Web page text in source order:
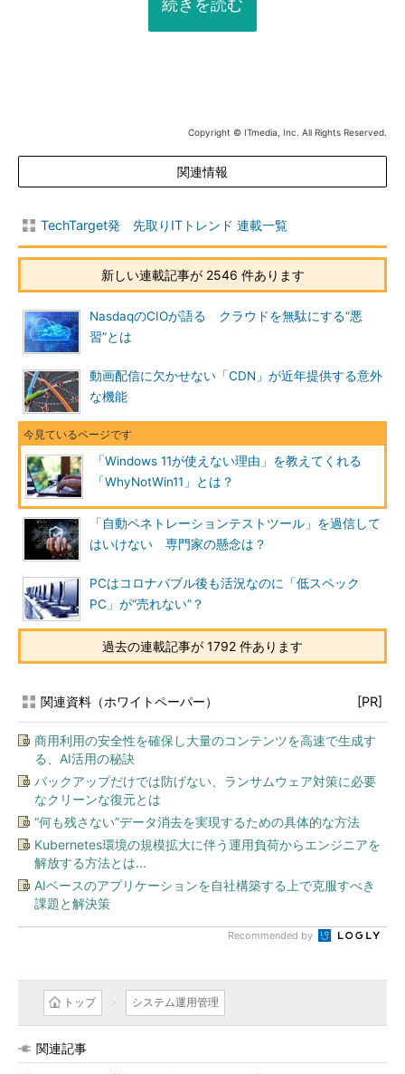
続きを読む
Copyright © ITmedia, Inc. All Rights Reserved.
関連情報
TechTarget発 先取りITトレンド 連載一覧
新しい連載記事が 2546 件あります
NasdaqのCIOが語る クラウドを無駄にする“悪
習”とは
動画配信に欠かせない「CDN」が近年提供する意外
な機能
「Windows 11が使えない理由」を教えてくれる
「WhyNotWin11」とは？
「自動ペネトレーションテストツール」を過信して
はいけない 専門家の懸念は？
PCはコロナバブル後も活況なのに「低スペック
PC」が“売れない”？
過去の連載記事が 1792 件あります
関連資料（ホワイトペーパー） [PR]
商用利用の安全性を確保し大量のコンテンツを高速で生成す
る、AI活用の秘訣
バックアップだけでは防げない、ランサムウェア対策に必要
なクリーンな復元とは
“何も残さない”データ消去を実現するための具体的な方法
Kubernetes環境の規模拡大に伴う運用負荷からエンジニアを
解放する方法とは...
AIベースのアプリケーションを自社構築する上で克服すべき
課題と解決策
Recommended by
トップ システム運用管理
関連記事